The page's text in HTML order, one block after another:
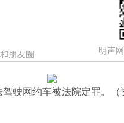
朋友圈 明声
驶网约车被法院定罪。（